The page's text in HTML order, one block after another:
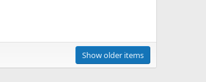
Show older items